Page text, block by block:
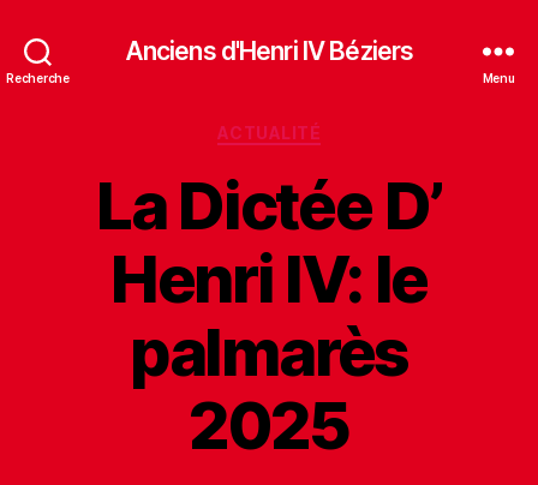
Recherche
Anciens d'Henri IV Béziers
Menu
Catégories
ACTUALITÉ
La Dictée D’
Henri IV: le
palmarès
2025